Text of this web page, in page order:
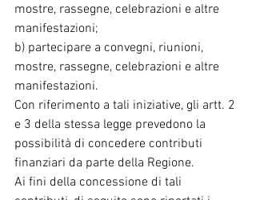
mostre, rassegne, celebrazioni e altre
manifestazioni;
b) partecipare a convegni, riunioni,
mostre, rassegne, celebrazioni e altre
manifestazioni.
Con riferimento a tali iniziative, gli artt. 2
e 3 della stessa legge prevedono la
possibilità di concedere contributi
finanziari da parte della Regione.
Ai fini della concessione di tali